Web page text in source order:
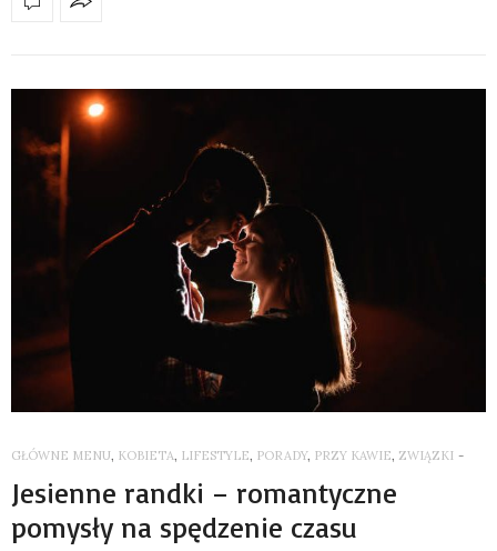
GŁÓWNE MENU KOBIETA LIFESTYLE PORADY, PRZY KAWIE ZWIĄZKI -
Jesienne randki – romantyczne
pomysły na spędzenie czasu